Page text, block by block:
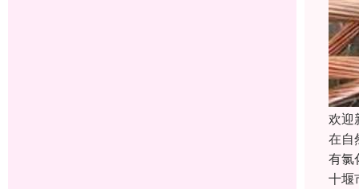
欢迎
在自
有氯
十堰